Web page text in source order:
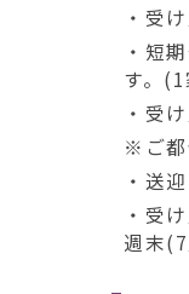
・受
・短
す。
・受
※ご都
・送
・受
週末